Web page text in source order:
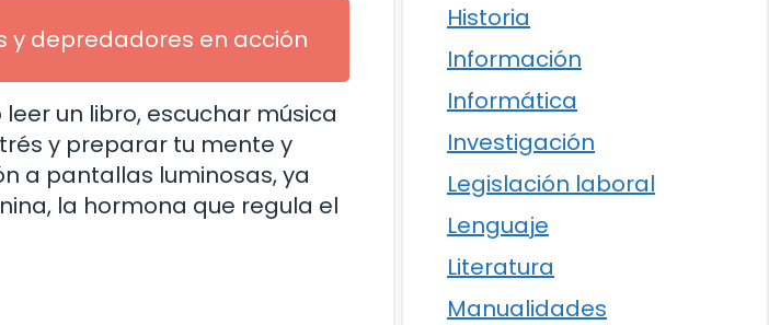
y depredadores en acción
un libro, escuchar música
y preparar tu mente y
a pantallas luminosas, ya
la hormona que regula el
Historia
Información
Informática
Investigación
Legislación laboral
Lenguaje
Literatura
Manualidades